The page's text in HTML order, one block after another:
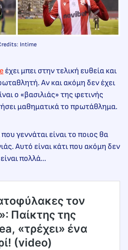
Intime
έχει μπει στην τελική ευθεία και
Αν και ακόμη δεν έχει
ο «βασιλιάς» της φετινής
μαθηματικά το πρωτάθλημα.
γεννάται είναι το ποιος θα
Αυτό είναι κάτι που ακόμη δεν
πολλά…
τον
Παίκτης της
«τρέχει» ένα
(video)